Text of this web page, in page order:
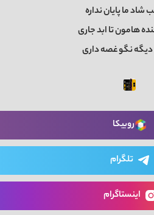
شاد ما پایان نداره
هامون تا ابد جاری
نگو غصه داری
روبیکا
تلگرام
اینستاگرام